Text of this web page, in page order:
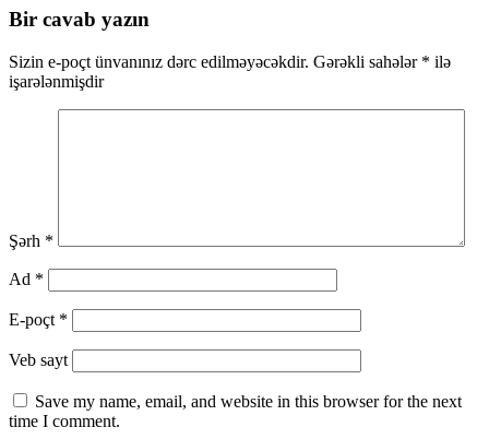
naviqasiya
Bir cavab yazın
Sizin e-poçt ünvanınız dərc edilməyəcəkdir. Gərəkli sahələr * ilə
işarələnmişdir
Şərh *
Ad *
E-poçt *
Veb sayt
Save my name, email, and website in this browser for the next
time I comment.